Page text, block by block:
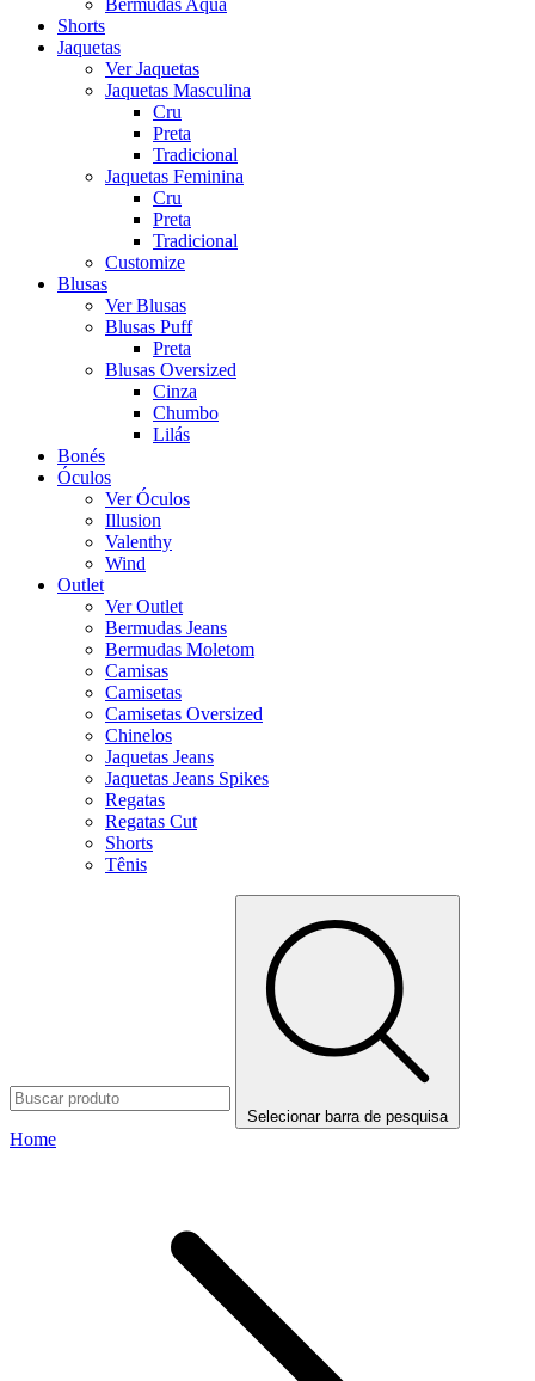
Bermudas Aqua
Shorts
Jaquetas
Ver Jaquetas
Jaquetas Masculina
Cru
Preta
Tradicional
Jaquetas Feminina
Cru
Preta
Tradicional
Customize
Blusas
Ver Blusas
Blusas Puff
Preta
Blusas Oversized
Cinza
Chumbo
Lilás
Bonés
Óculos
Ver Óculos
Illusion
Valenthy
Wind
Outlet
Ver Outlet
Bermudas Jeans
Bermudas Moletom
Camisas
Camisetas
Camisetas Oversized
Chinelos
Jaquetas Jeans
Jaquetas Jeans Spikes
Regatas
Regatas Cut
Shorts
Tênis
Selecionar barra de pesquisa
Home